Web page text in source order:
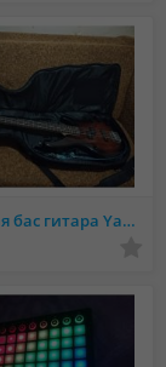
4-х струнная бас гитара Yamaha